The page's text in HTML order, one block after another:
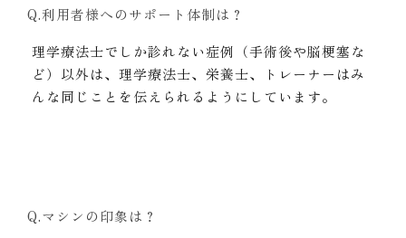
Q.利用者様へのサポート体制は？
理学療法士でしか診れない症例（手術後や脳梗塞な
ど）以外は、理学療法士、栄養士、トレーナーはみ
んな同じことを伝えられるようにしています。
Q.マシンの印象は？